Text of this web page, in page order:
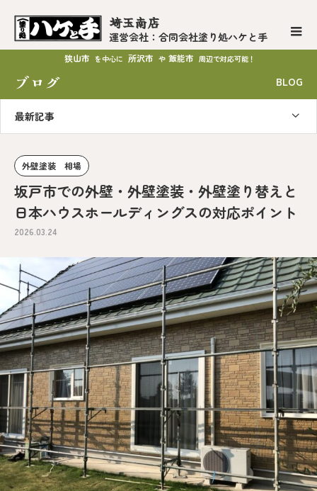
埼玉南店
運営会社：合同会社塗り処ハケと手
狭山市 を中心に 所沢市 や 飯能市 周辺で対応可能！
ブログ BLOG
最新記事
外壁塗装 相場
坂戸市での外壁・外壁塗装・外壁塗り替えと
日本ハウスホールディングスの対応ポイント
2026.03.24